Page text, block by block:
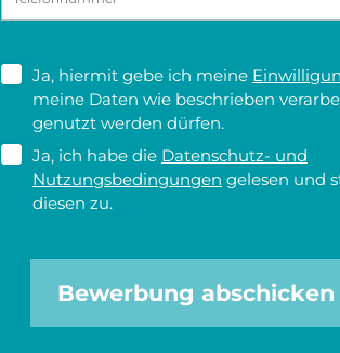
Ja, hiermit gebe ich meine
meine Daten wie beschrieben
genutzt werden dürfen.
Ja, ich habe die Datenschutz- und
Nutzungsbedingungen gelesen und
diesen zu.
Bewerbung abschicken